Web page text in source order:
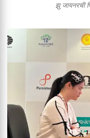
झु जायनरची